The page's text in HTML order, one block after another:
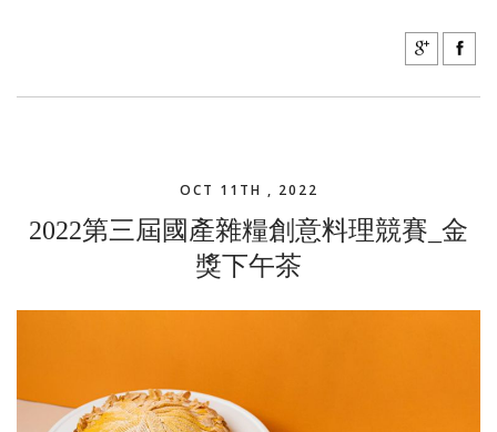
OCT 11TH , 2022
2022第三屆國產雜糧創意料理競賽_金
獎下午茶